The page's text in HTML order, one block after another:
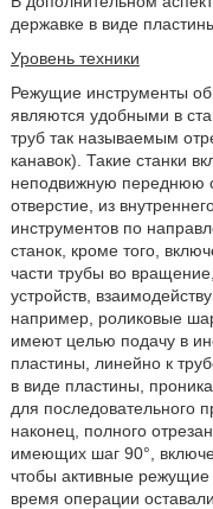
державке в виде
Уровень техники
Режущие инструменты
являются удобными в
труб так называемым
канавок). Такие станки
неподвижную переднюю
отверстие, из
инструментов по
станок, кроме того,
части трубы во
устройств,
например, роликовые
имеют целью подачу в
пластины, линейно к
в виде пластины,
для последовательного
наконец, полного
имеющих шаг 90°,
чтобы активные
время операции